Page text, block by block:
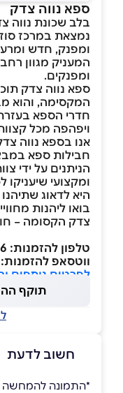
ספא נווה צדק
בלב שכונת נווה
נמצאת במרכז
ומפנק, חדש
המעניק מגוון
ומפנקים.
ספא נווה צדק
המקסימה, והוא
חדרי הספא
ויפהפה מכל
אנו בספא נווה
חבילות ספא
הניתנים על ידי
ומקצועי
היא לדאוג
בואו ליהנות
צדק הקסומה –
טלפון להזמנות: 03-5109876
ווטסאפ להזמנות: 050-7788335
לפרטים נוספים
תוקף ההטבה
חשוב לדעת
*התמונה להמחשה